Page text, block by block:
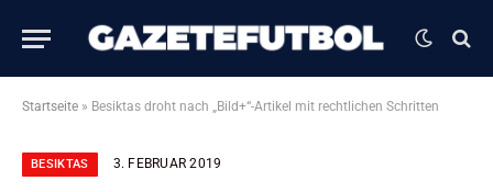
Startseite » Besiktas droht nach „Bild+“-Artikel mit rechtlichen Schritten
BESIKTAS 3. FEBRUAR 2019